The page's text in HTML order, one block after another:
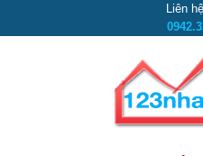
Liên